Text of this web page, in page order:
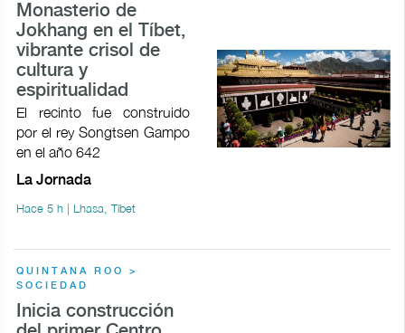
Monasterio de
Jokhang en el Tíbet,
vibrante crisol de
cultura y
espiritualidad
El recinto fue construido
por el rey Songtsen Gampo
en el año 642
La Jornada
Hace 5 h | Lhasa, Tíbet
QUINTANA ROO >
SOCIEDAD
Inicia construcción